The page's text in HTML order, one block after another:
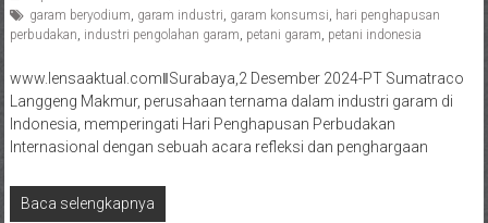
garam beryodium, garam industri, garam konsumsi, hari penghapusan
perbudakan, industri pengolahan garam, petani garam, petani indonesia
www.lensaaktual.comǁSurabaya,2 Desember 2024-PT Sumatraco
Langgeng Makmur, perusahaan ternama dalam industri garam di
Indonesia, memperingati Hari Penghapusan Perbudakan
Internasional dengan sebuah acara refleksi dan penghargaan
Baca selengkapnya